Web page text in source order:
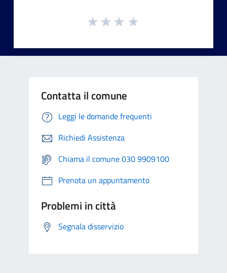
Contatta il comune
Leggi le domande frequenti
Richiedi Assistenza
Chiama il comune 030 9909100
Prenota un appuntamento
Problemi in città
Segnala disservizio